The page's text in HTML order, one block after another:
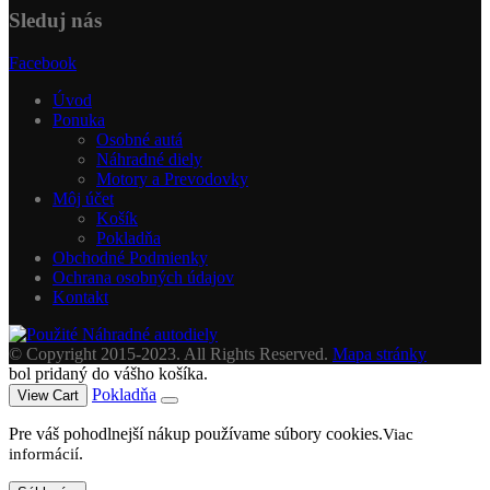
Sleduj nás
Facebook
Úvod
Ponuka
Osobné autá
Náhradné diely
Motory a Prevodovky
Môj účet
Košík
Pokladňa
Obchodné Podmienky
Ochrana osobných údajov
Kontakt
© Copyright 2015-2023. All Rights Reserved. Mapa stránky
bol pridaný do vášho košíka.
View Cart Pokladňa
Pre váš pohodlnejší nákup používame súbory cookies.Viac
informácií.